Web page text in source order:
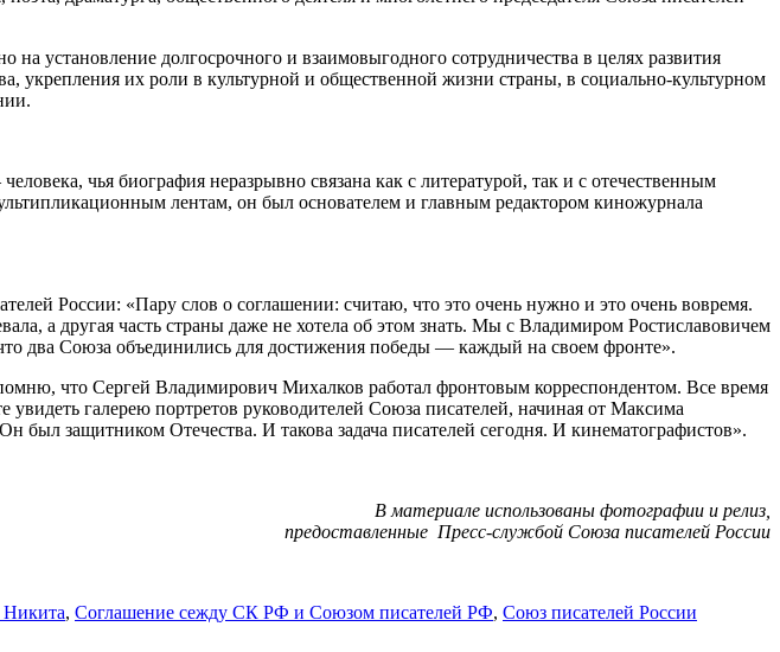
на установление долгосрочного и взаимовыгодного сотрудничества в целях развития
укрепления их роли в культурной и общественной жизни страны, в социально-культурном
чья биография неразрывно связана как с литературой, так и с отечественным
лентам, он был основателем и главным редактором киножурнала
России: «Пару слов о соглашении: считаю, что это очень нужно и это очень вовремя.
а другая часть страны даже не хотела об этом знать. Мы с Владимиром Ростиславовичем
два Союза объединились для достижения победы — каждый на своем фронте».
что Сергей Владимирович Михалков работал фронтовым корреспондентом. Все время
галерею портретов руководителей Союза писателей, начиная от Максима
защитником Отечества. И такова задача писателей сегодня. И кинематографистов».
В материале использованы фотографии и релиз,
предоставленные Пресс-службой Союза писателей России
, Соглашение сежду СК РФ и Союзом писателей РФ, Союз писателей России